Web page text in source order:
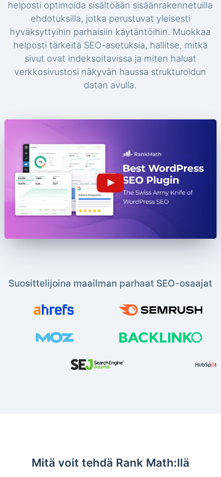
helposti optimoida sisältöään sisäänrakennetuilla
ehdotuksilla, jotka perustuvat yleisesti
hyväksyttyihin parhaisiin käytäntöihin. Muokkaa
helposti tärkeitä SEO-asetuksia, hallitse, mitkä
sivut ovat indeksoitavissa ja miten haluat
verkkosivustosi näkyvän haussa strukturoidun
datan avulla.
Suosittelijoina maailman parhaat SEO-osaajat
Mitä voit tehdä Rank Math:llä